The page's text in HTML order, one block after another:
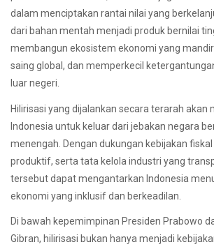
dalam menciptakan rantai nilai yang
dari bahan mentah menjadi produk bernilai
membangun ekosistem ekonomi yang
saing global, dan memperkecil
luar negeri.
Hilirisasi yang dijalankan secara terarah akan
Indonesia untuk keluar dari jebakan negara
menengah. Dengan dukungan kebijakan
produktif, serta tata kelola industri yang
tersebut dapat mengantarkan Indonesia
ekonomi yang inklusif dan berkeadilan.
Di bawah kepemimpinan Presiden Prabowo
Gibran, hilirisasi bukan hanya menjadi